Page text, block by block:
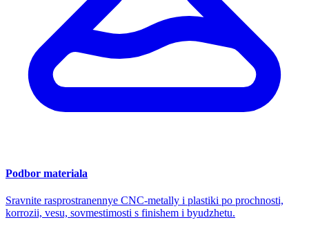
Podbor materiala
Sravnite rasprostranennye CNC-metally i plastiki po prochnosti,
korrozii, vesu, sovmestimosti s finishem i byudzhetu.